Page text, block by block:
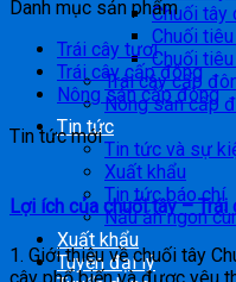
Chuối tây
Chuối
Chuối
Trái cây cấp
Nông sản cấp
Tin tức
Tin tức và sự
Xuất khẩu
Tin tức báo chí
Nấu ăn ngon
Xuất khẩu
Tuyển đại lý
Danh mục sản phẩm
Trái cây tươi
Trái cây cấp đông
Nông sản cấp đông
Tin tức mới
Lợi ích của chuối tây –
1. Giới thiệu về chuối tây
cây phổ biến và được yêu